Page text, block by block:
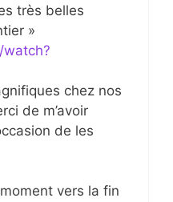
très belles
»
chez nos
de m’avoir
de les
vers la fin